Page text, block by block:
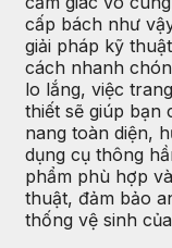
cấp bách như
giải pháp kỹ
cách nhanh
lo lắng, việc
thiết sẽ giúp bạn
nang toàn diện,
dụng cụ thông
phẩm phù hợp
thuật, đảm bảo
thống vệ sinh